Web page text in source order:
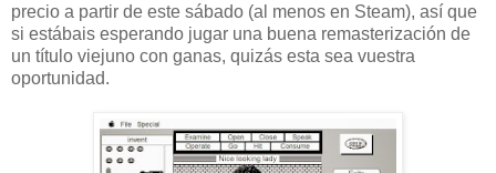
precio a partir de este sábado (al menos en Steam), así que
si estábais esperando jugar una buena remasterización de
un título viejuno con ganas, quizás esta sea vuestra
oportunidad.